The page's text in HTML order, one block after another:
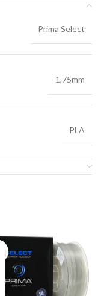
Prima Select
1,75mm
PLA